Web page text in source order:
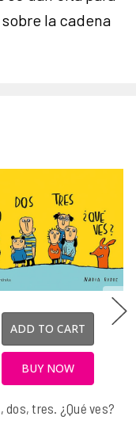
la cadena
ADD TO CART
BUY NOW
dos, tres. ¿Qué ves?